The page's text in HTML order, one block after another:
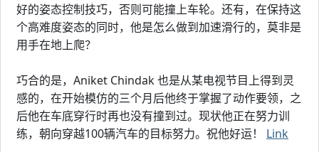
好的姿态控制技巧，否则可能撞上车轮。还有，在保持这
个高难度姿态的同时，他是怎么做到加速滑行的，莫非是
用手在地上爬？
巧合的是，Aniket Chindak 也是从某电视节目上得到灵
感的，在开始模仿的三个月后他终于掌握了动作要领，之
后他在车底穿行时再也没有撞到过。现状他正在努力训
练，朝向穿越100辆汽车的目标努力。祝他好运！ Link